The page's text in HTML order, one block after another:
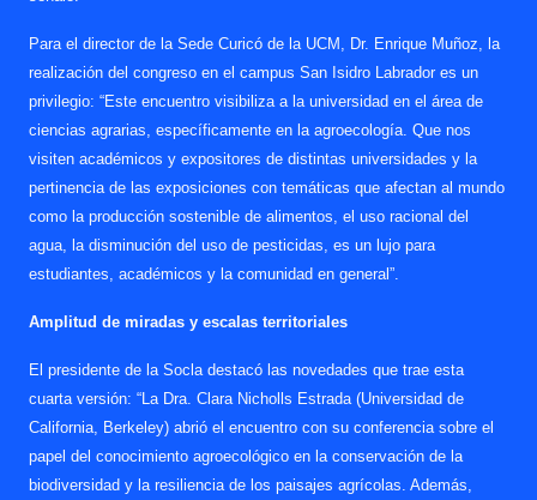
Para el director de la Sede Curicó de la UCM, Dr. Enrique Muñoz, la
realización del congreso en el campus San Isidro Labrador es un
privilegio: “Este encuentro visibiliza a la universidad en el área de
ciencias agrarias, específicamente en la agroecología. Que nos
visiten académicos y expositores de distintas universidades y la
pertinencia de las exposiciones con temáticas que afectan al mundo
como la producción sostenible de alimentos, el uso racional del
agua, la disminución del uso de pesticidas, es un lujo para
estudiantes, académicos y la comunidad en general”.
Amplitud de miradas y escalas territoriales
El presidente de la Socla destacó las novedades que trae esta
cuarta versión: “La Dra. Clara Nicholls Estrada (Universidad de
California, Berkeley) abrió el encuentro con su conferencia sobre el
papel del conocimiento agroecológico en la conservación de la
biodiversidad y la resiliencia de los paisajes agrícolas. Además,